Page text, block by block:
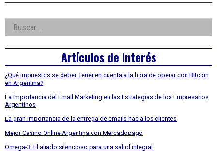
Right
Asides
Buscar:
Artículos de Interés
¿Qué impuestos se deben tener en cuenta a la hora de operar con Bitcoin
en Argentina?
La Importancia del Email Marketing en las Estrategias de los Empresarios
Argentinos
La gran importancia de la entrega de emails hacia los clientes
Mejor Casino Online Argentina con Mercadopago
Omega-3: El aliado silencioso para una salud integral